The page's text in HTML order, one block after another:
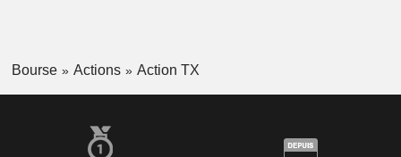
Bourse Actions Action TX